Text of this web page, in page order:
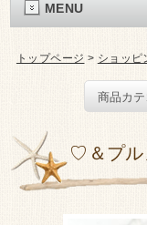
MENU
トップページ > ショッピ
♡＆プル